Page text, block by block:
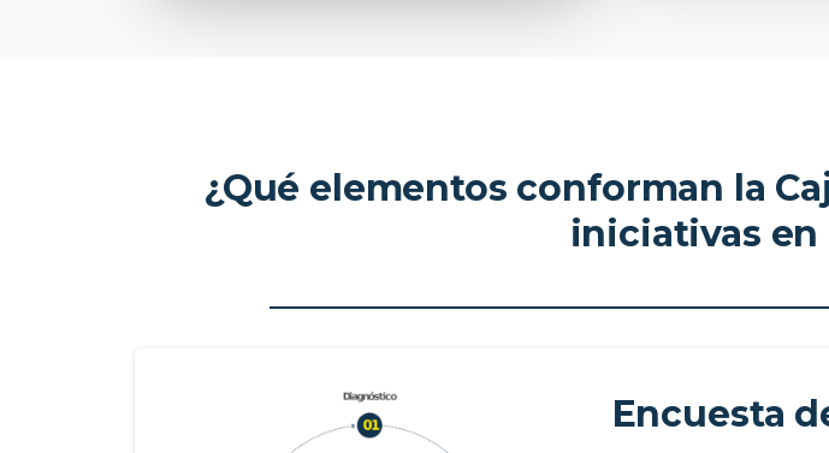
¿Qué elementos conforman la
iniciativas en
Encuesta